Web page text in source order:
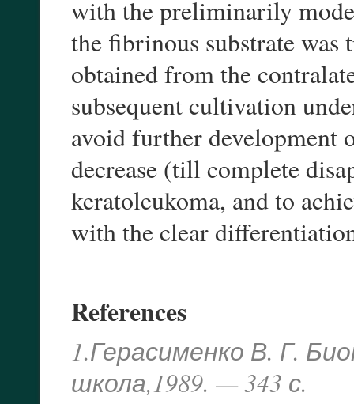
with the preliminarily
the fibrinous substrate
obtained from the
subsequent cultivation
avoid further development
decrease (till complete
keratoleukoma, and to
with the clear
References
1.Герасименко В. Г.
школа,1989. — 343 с.